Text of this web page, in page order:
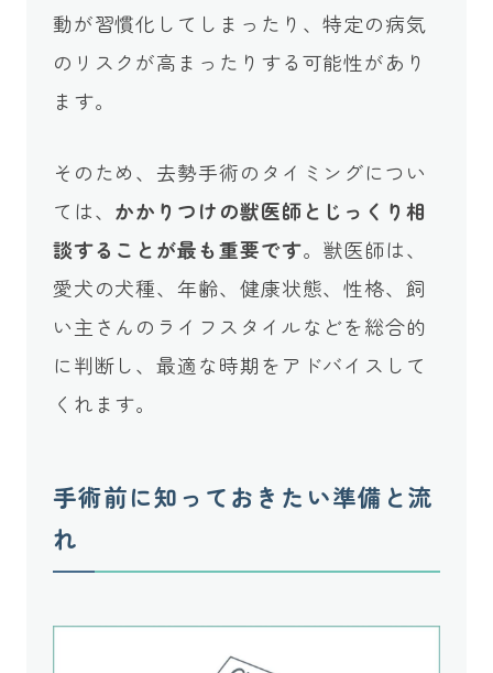
動が習慣化してしまったり、特定の病気
のリスクが高まったりする可能性があり
ます。
そのため、去勢手術のタイミングについ
ては、 かかりつけの獣医師とじっくり相
談することが最も重要です。獣医師は、
愛犬の犬種、年齢、健康状態、性格、飼
い主さんのライフスタイルなどを総合的
に判断し、最適な時期をアドバイスして
くれます。
手術前に知っておきたい準備と流
れ